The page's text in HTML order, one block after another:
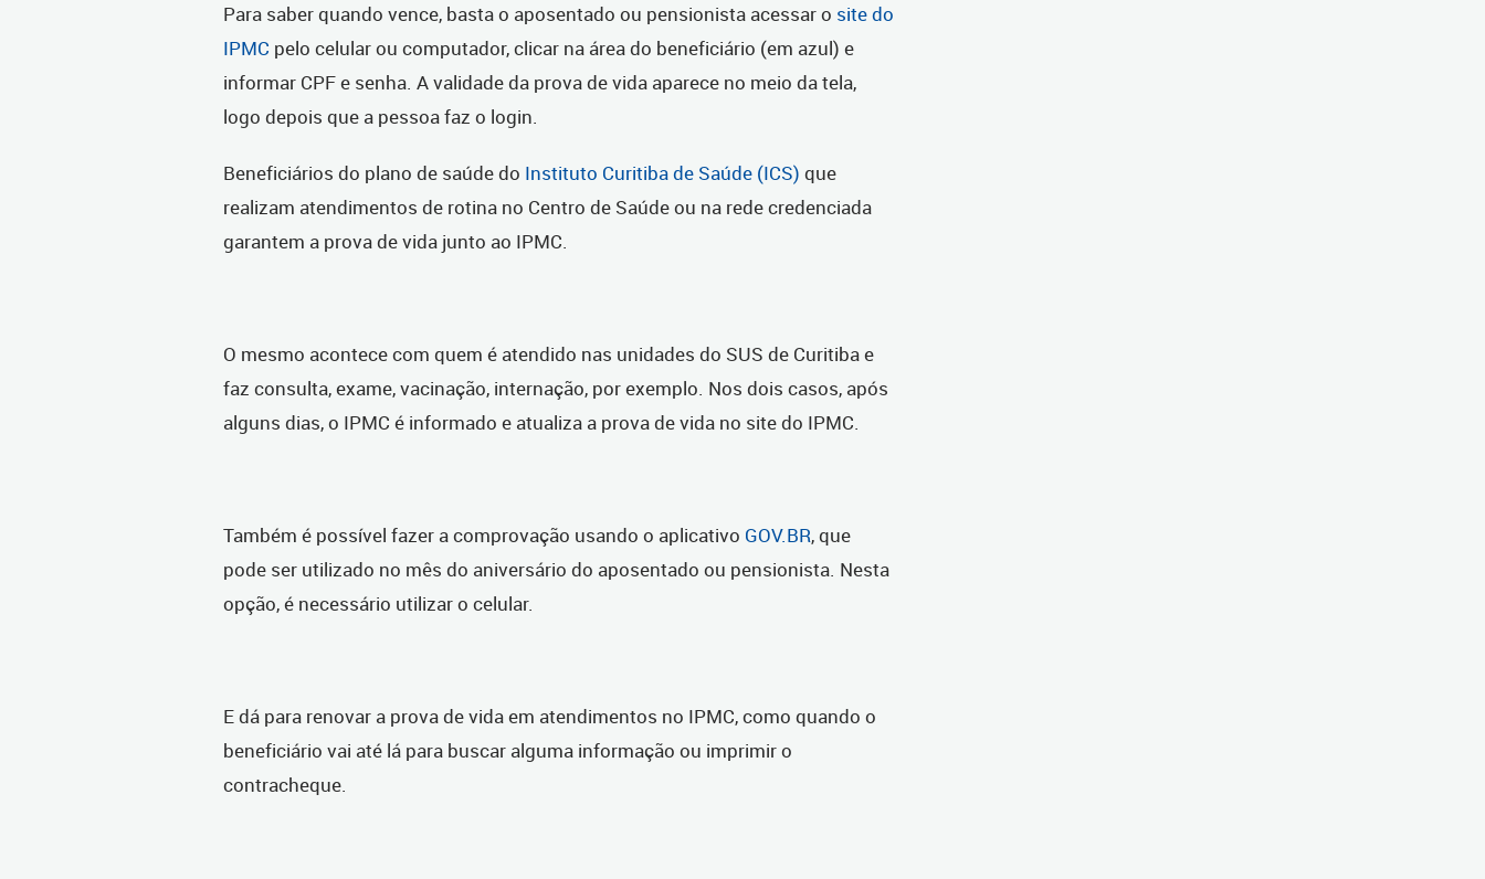
Para saber quando vence, basta o aposentado ou pensionista acessar o site do
IPMC pelo celular ou computador, clicar na área do beneficiário (em azul) e
informar CPF e senha. A validade da prova de vida aparece no meio da tela,
logo depois que a pessoa faz o login.
Beneficiários do plano de saúde do Instituto Curitiba de Saúde (ICS) que
realizam atendimentos de rotina no Centro de Saúde ou na rede credenciada
garantem a prova de vida junto ao IPMC.
O mesmo acontece com quem é atendido nas unidades do SUS de Curitiba e
faz consulta, exame, vacinação, internação, por exemplo. Nos dois casos, após
alguns dias, o IPMC é informado e atualiza a prova de vida no site do IPMC.
Também é possível fazer a comprovação usando o aplicativo GOV.BR, que
pode ser utilizado no mês do aniversário do aposentado ou pensionista. Nesta
opção, é necessário utilizar o celular.
E dá para renovar a prova de vida em atendimentos no IPMC, como quando o
beneficiário vai até lá para buscar alguma informação ou imprimir o
contracheque.